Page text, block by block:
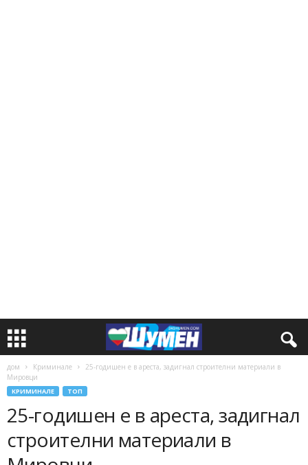
дом Криминале
25-годишен е в ареста, задигнал строителни материали в
Мировци
КРИМИНАЛЕ ТОП
25-годишен е в ареста, задигнал
строителни материали в